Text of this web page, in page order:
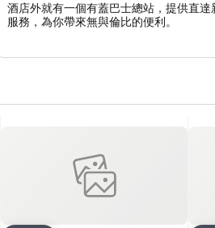
酒店外就有一個有蓋巴士總站，提供直
服務，為你帶來無與倫比的便利。